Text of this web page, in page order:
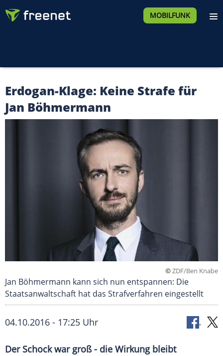
MOBILFUNK
Erdogan-Klage: Keine Strafe für
Jan Böhmermann
©ZDF/Ben Knabe
Jan Böhmermann kann sich nun entspannen: Die
Staatsanwaltschaft hat das Strafverfahren eingestellt
04.10.2016 - 17:25 Uhr
Der Schock war groß - die Wirkung bleibt